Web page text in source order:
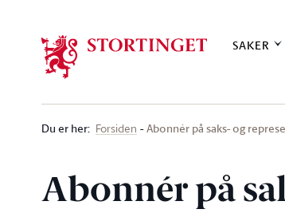
SAKER
Du er her: Forsiden Abonnér på saks- og
Abonnér på